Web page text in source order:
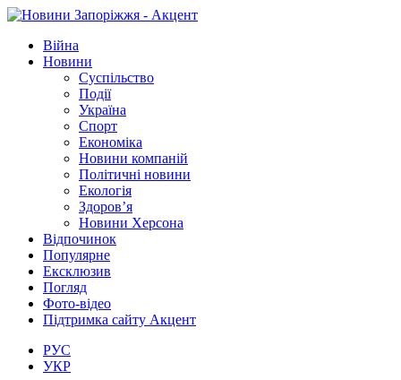
Війна
Новини
Суспільство
Події
Україна
Спорт
Економіка
Новини компаній
Політичні новини
Екологія
Здоров’я
Новини Херсона
Відпочинок
Популярне
Ексклюзив
Погляд
Фото-відео
Підтримка сайту Акцент
РУС
УКР